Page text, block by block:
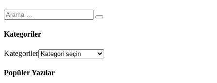
Kategoriler
Kategoriler
Popüler Yazılar